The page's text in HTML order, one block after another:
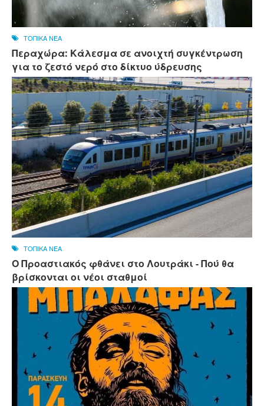
ΤΟΠΙΚΑ ΝΕΑ
Περαχώρα: Κάλεσμα σε ανοιχτή συγκέντρωση
για το ζεστό νερό στο δίκτυο ύδρευσης
ΤΟΠΙΚΑ ΝΕΑ
Ο Προαστιακός φθάνει στο Λουτράκι - Πού θα
βρίσκονται οι νέοι σταθμοί